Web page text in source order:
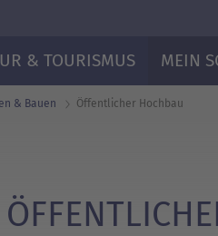
& TOURISMUS MEIN
& Bauen Öffentlicher Hochbau